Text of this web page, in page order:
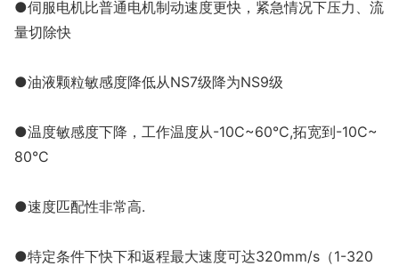
●伺服电机比普通电机制动速度更快，紧急情况下压力、流
量切除快
●油液颗粒敏感度降低从NS7级降为NS9级
●温度敏感度下降，工作温度从-10C~60°C,拓宽到-10C~
80°C
●速度匹配性非常高.
●特定条件下快下和返程最大速度可达320mm/s（1-320